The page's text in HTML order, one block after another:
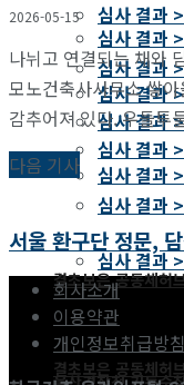
심사 결과
심사 결과
심사 결과
심사 결과
심사 결과
결초보은 공동체허
심사 결과
심사 결과
심사 결과
심사 결과
결초보은 공동체허
2026-05-15
나뉘고 연결되는 채와
모노건축사사무소 쌓
감추어져 있다. 우둘투
다음 기사
서울 환구단 정문,
회사소개
이용약관
개인정보취급방침